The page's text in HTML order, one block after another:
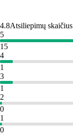
4.8Atsiliepimų skaičius
5
15
4
1
3
1
2
0
1
0